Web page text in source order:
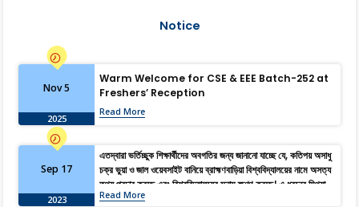
Notice
Nov 5
2025
Warm Welcome for CSE & EEE Batch-252 at
Freshers’ Reception
Read More
Sep 17
2023
এতদ্বারা ভর্তিচ্ছুক শিক্ষার্থীদের অবগতির জন্য জানানো যাচ্ছে যে, কতিপয় অসাধু
চক্র ভুয়া ও জাল ওয়েবসাইট বানিয়ে ব্রাহ্মণবাড়িয়া বিশ্ববিদ্যালয়ের নামে অসত্য
তথ্য প্রচার করছে এবং বিশ্ববিদ্যালয়ের সুনাম ক্ষুণ্ণ করছে। এ ধরনের মিথ্যা,
বানোয়াট ও বিভ্রান্তিমূলক তথ্য হতে সজাগ থাকার জন্য সকল শিক্ষার্থী ও
Read More